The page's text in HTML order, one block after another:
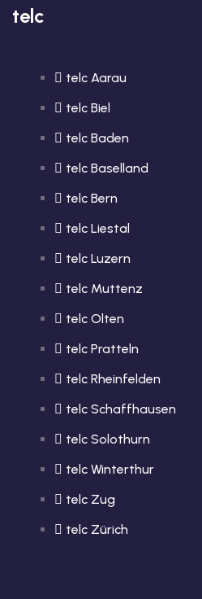
telc
telc Aarau
telc Biel
telc Baden
telc Baselland
telc Bern
telc Liestal
telc Luzern
telc Muttenz
telc Olten
telc Pratteln
telc Rheinfelden
telc Schaffhausen
telc Solothurn
telc Winterthur
telc Zug
telc Zürich